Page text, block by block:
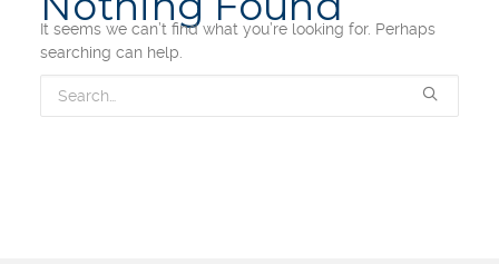
It seems we can’t find what you’re looking for. Perhaps
searching can help.